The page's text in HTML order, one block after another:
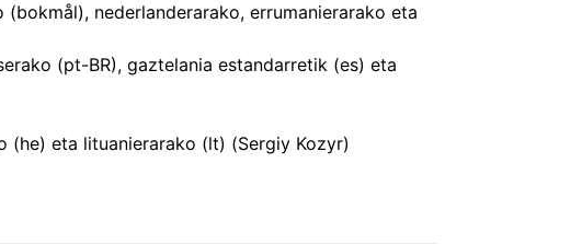
nederlanderarako, errumanierarako eta
(pt-BR), gaztelania estandarretik (es) eta
(he) eta lituanierarako (lt) (Sergiy Kozyr)